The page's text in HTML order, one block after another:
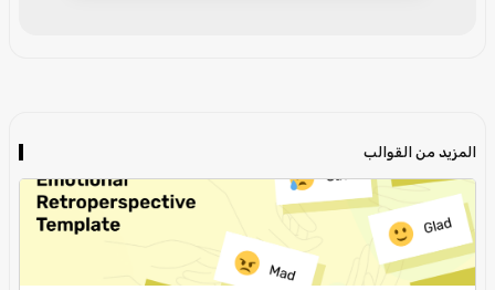
المزيد من القوالب